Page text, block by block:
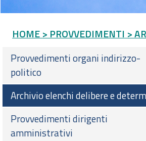
HOME > PROVVEDIMENTI >
Provvedimenti organi indirizzo-
politico
Archivio elenchi delibere e
Provvedimenti dirigenti
amministrativi